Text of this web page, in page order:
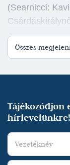
(Searnicci:
Hobbi:
Összes
Tájékozódjon
hírlevelünkre!